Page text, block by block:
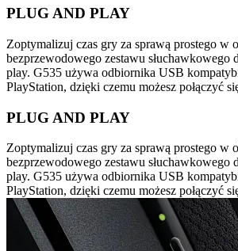
PLUG AND PLAY
Zoptymalizuj czas gry za sprawą prostego w
bezprzewodowego zestawu słuchawkowego
play. G535 używa odbiornika USB
PlayStation, dzięki czemu możesz połączyć
PLUG AND PLAY
Zoptymalizuj czas gry za sprawą prostego w
bezprzewodowego zestawu słuchawkowego
play. G535 używa odbiornika USB
PlayStation, dzięki czemu możesz połączyć